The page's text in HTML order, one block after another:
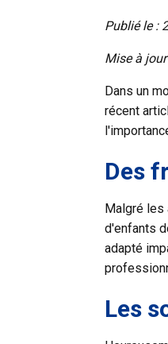
Publié le :
Mise à
Dans un
récent
Des
Malgré les
d'enfants
adapté
Les